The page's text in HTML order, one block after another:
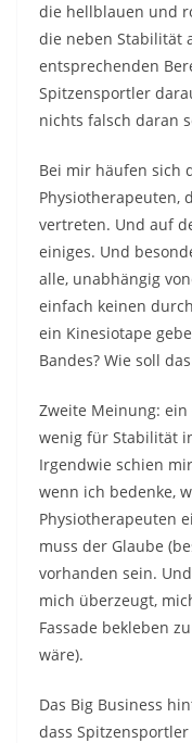
die hellblauen und
die neben Stabilität
entsprechenden
Spitzensportler
nichts falsch daran
Bei mir häufen sich
Physiotherapeuten,
vertreten. Und auf
einiges. Und
alle, unabhängig
einfach keinen
ein Kinesiotape
Bandes? Wie soll
Zweite Meinung:
wenig für Stabilität
Irgendwie schien
wenn ich bedenke,
Physiotherapeuten
muss der Glaube
vorhanden sein.
mich überzeugt,
Fassade bekleben
wäre).
Das Big Business
dass